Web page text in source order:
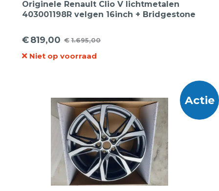
Originele Renault Clio V lichtmetalen
403001198R velgen 16inch + Bridgestone
€1.695,00
Oorspronkelijke
prijs
€819,00
Huidige
prijs
Niet op voorraad
Actie